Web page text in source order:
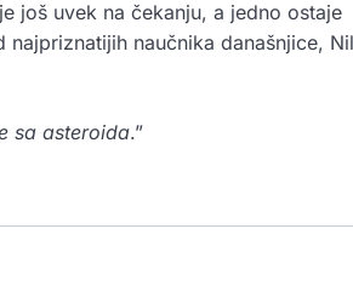
još uvek na čekanju, a jedno ostaje
naučnika današnjice,
sa asteroida.”